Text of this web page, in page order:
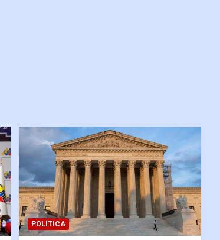
POLÍTICA